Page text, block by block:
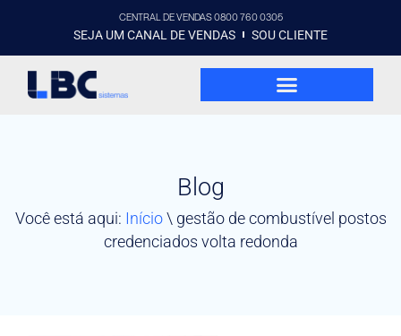
CENTRAL DE VENDAS 0800 760 0305
SEJA UM CANAL DE VENDAS SOU CLIENTE
Blog
Você está aqui: Início\ gestão de combustível postos
credenciados volta redonda